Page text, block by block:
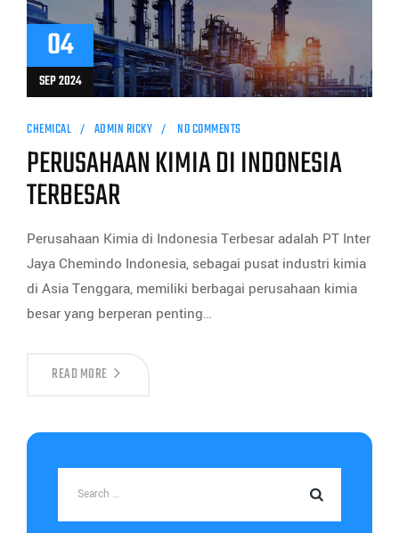
04
SEP 2024
CHEMICAL ADMIN RICKY NO COMMENTS
PERUSAHAAN KIMIA DI INDONESIA
TERBESAR
Perusahaan Kimia di Indonesia Terbesar adalah PT Inter
Jaya Chemindo Indonesia, sebagai pusat industri kimia
di Asia Tenggara, memiliki berbagai perusahaan kimia
besar yang berperan penting…
READ MORE